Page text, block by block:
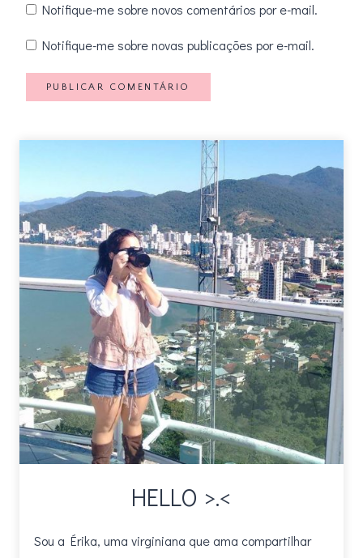
Notifique-me sobre novos comentários por e-mail.
Notifique-me sobre novas publicações por e-mail.
HELLO >.<
Sou a Érika, uma virginiana que ama compartilhar